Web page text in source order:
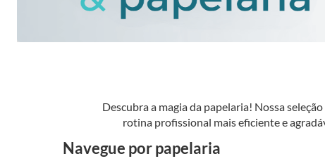
Descubra a magia da papelaria! Nossa
rotina profissional mais eficiente e
perfeito para suas
Navegue por papelaria